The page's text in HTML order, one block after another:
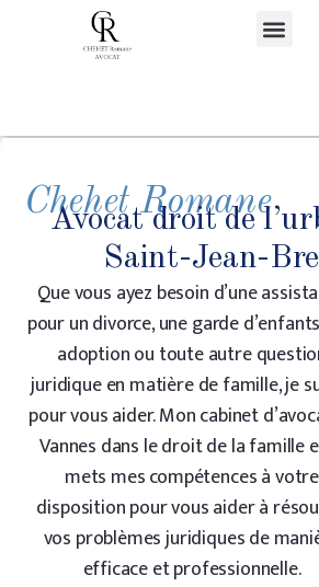
Chehet Romane
Avocat droit de
Saint-Jean-
Que vous ayez besoin d’une
pour un divorce, une garde
adoption ou toute autre
juridique en matière de famille, je
pour vous aider. Mon cabinet
Vannes dans le droit de la famille
mets mes compétences à votre
disposition pour vous aider à
vos problèmes juridiques de
efficace et professionnelle.